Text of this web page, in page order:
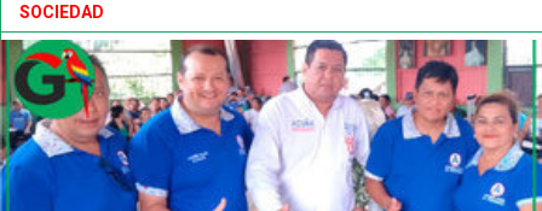
SOCIEDAD